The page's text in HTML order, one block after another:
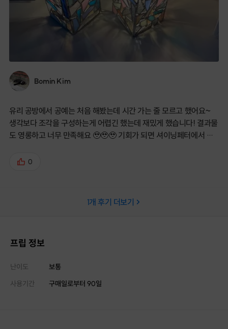
Bomin Kim
유리 공방에서 공예는 처음 해봤는데 시간 가는 줄 모르고 했어요~
생각보다 조각을 구성하는게 어렵긴 했는데 재밌게 했습니다! 결과물
도 영롱하고 너무 만족해요 🥹🥹🥹 기회가 되면 셔이닝페터에서 다
0
1개 후기 더보기
프립 정보
난이도
보통
사용기간
구매일로부터 90일